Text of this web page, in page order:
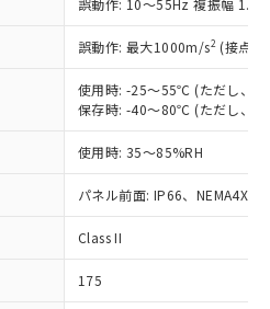
誤動作: 10～55Hz 複振幅
誤動作: 最大1000m/s2 (接点
使用時: -25～55℃ (ただし、氷
保存時: -40～80℃ (ただし、氷
使用時: 35～85%RH
パネル前面: IP66、NEMA4X,
Class II
175
況および標準価格はお客
、またはお客様担当のオ
器販売店・当社販売員に
機器販売店や当社販売拠
ットワーク
」をご確認
び標準価格結果を当社の
く第三者に漏洩または開
お願いします。
（部品リスト作成サー
用いただくには、I-Web
登録されている必要が
監視および制御機器に対する
質については閾値を超える意
確認しています。
況などにより、予定
ります。
: 1000ppm、 DIBP(フタル酸ジ
BBP(フタル酸ブチルベンジ
チルヘキシル)) : 1000ppm
を示します。
状況下において有害物
環境に深刻な影響を
味します。
。当社販売部門へお問
など、違法に輸出されな
手段を講じます。
品を、核兵器、ミサイ
、生物兵器またはその他
れらの製造装置等に一切
製品を第三者に販売する
1、2および3の内容を当
します。また当社は、
売に係わる関係者が違
おそれがある場合は、取
ません。
は満たないが在庫あり
(最新の在庫状況につ
お客様のお取引先、ま
様担当のオムロン制御
店・当社販売員にご確
機種、また在庫状況の
開していない機種